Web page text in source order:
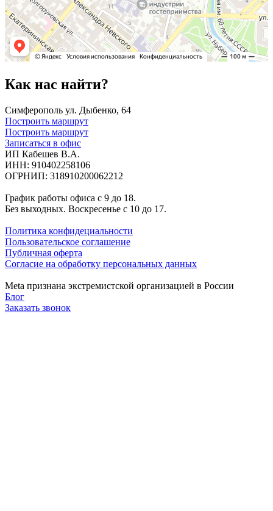
Как нас найти?
Симферополь ул. Дыбенко, 64
Построить маршрут
Построить маршрут
Записаться в офис
ИП Кабешев В.А.
ИНН: 910402258106
ОГРНИП: 318910200062212
График работы офиса с 9 до 18.
Без выходных. Воскресенье с 10 до 17.
Политика конфидециальности
Пользовательское соглашение
Публичная оферта
Согласие на обработку персональных данных
Meta признана экстремистcкой организацией в России
Блог
Заказать звонок